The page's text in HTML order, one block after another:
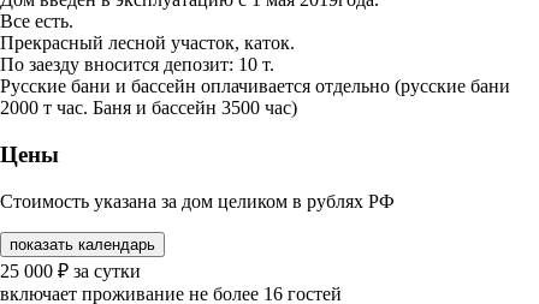
Все есть.
Прекрасный лесной участок, каток.
По заезду вносится депозит: 10 т.
Русские бани и бассейн оплачивается отдельно (русские бани
2000 т час. Баня и бассейн 3500 час)
Цены
Стоимость указана за дом целиком в рублях РФ
показать календарь
25 000 ₽ за сутки
включает проживание не более 16 гостей